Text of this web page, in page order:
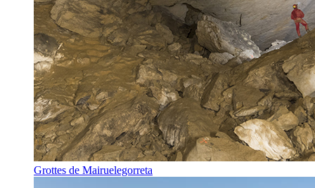
Grottes de Mairuelegorreta